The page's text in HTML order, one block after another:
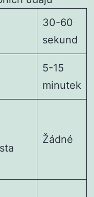
30-60
sekund
5-15
minutek
Žádné